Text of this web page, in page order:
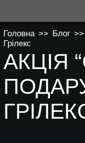
Головна >> Блог >>
Грілекс
АКЦІЯ